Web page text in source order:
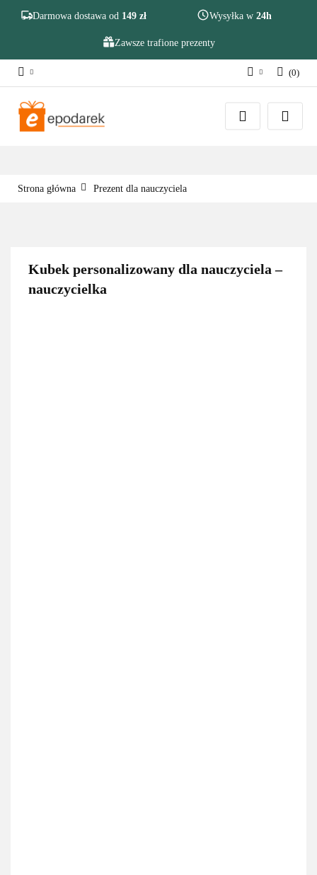
Darmowa dostawa od 149 zł Wysyłka w 24h
Zawsze trafione prezenty
Szukaj
Zaloguj się
Zarejestruj się
(0)
Strona główna Prezent dla nauczyciela
Kubek personalizowany dla nauczyciela –
nauczycielka